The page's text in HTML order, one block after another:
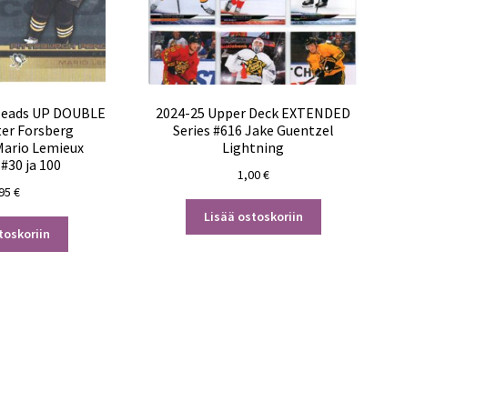
UP DOUBLE
Forsberg
Lemieux
ja 100
€
2024-25 Upper Deck EXTENDED
Series #616 Jake Guentzel
Lightning
1,00€
Lisää ostoskoriin